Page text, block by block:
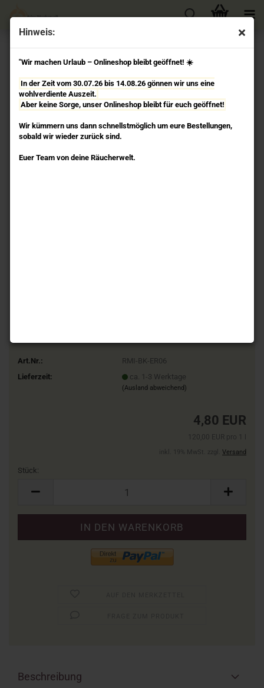
Hinweis:
"Wir machen Urlaub – Onlineshop bleibt geöffnet! ☀️
In der Zeit vom 30.07.26 bis 14.08.26 gönnen wir uns eine
wohlverdiente Auszeit.
Aber keine Sorge, unser Onlineshop bleibt für euch geöffnet!
Wir kümmern uns dann schnellstmöglich um eure Bestellungen,
sobald wir wieder zurück sind.
Euer Team von deine Räucherwelt.
« Erster « zurück weiter »
Letzter »
133Artikel in dieser Kategorie
Engel der Reinigung - Engelräucherung Berk
Art.Nr.:
RMI-BK-ER06
Lieferzeit:
ca. 1-3 Werktage
(Ausland abweichend)
4,80 EUR
120,00 EUR pro 1 l
inkl. 19% MwSt. zzgl. Versand
Stück:
Beschreibung